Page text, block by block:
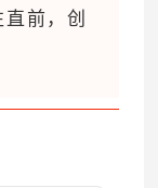
前，创